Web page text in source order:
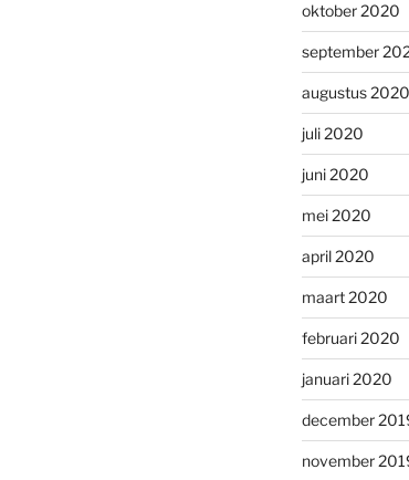
oktober 2020
september
augustus 2020
juli 2020
juni 2020
mei 2020
april 2020
maart 2020
februari 2020
januari 2020
december
november